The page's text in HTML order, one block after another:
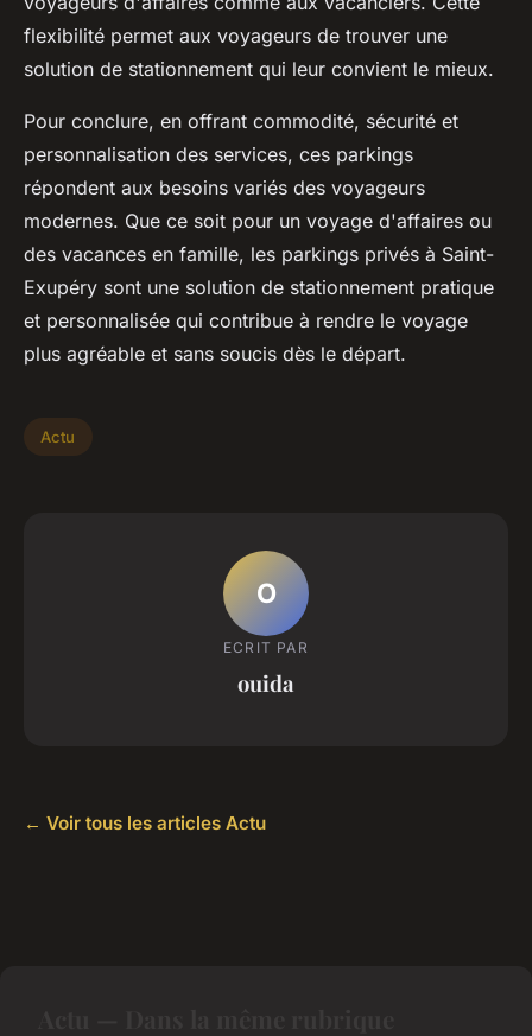
flexibilité permet aux voyageurs de trouver une
solution de stationnement qui leur convient le mieux.
Pour conclure, en offrant commodité, sécurité et
personnalisation des services, ces parkings
répondent aux besoins variés des voyageurs
modernes. Que ce soit pour un voyage d'affaires ou
des vacances en famille, les parkings privés à Saint-
Exupéry sont une solution de stationnement pratique
et personnalisée qui contribue à rendre le voyage
plus agréable et sans soucis dès le départ.
Actu
O
ECRIT PAR
ouida
← Voir tous les articles Actu